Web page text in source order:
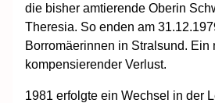
die bisher amtierende Oberin
Theresia. So enden am
Borromäerinnen in Stralsund. Ein
kompensierender Verlust.
1981 erfolgte ein Wechsel in der